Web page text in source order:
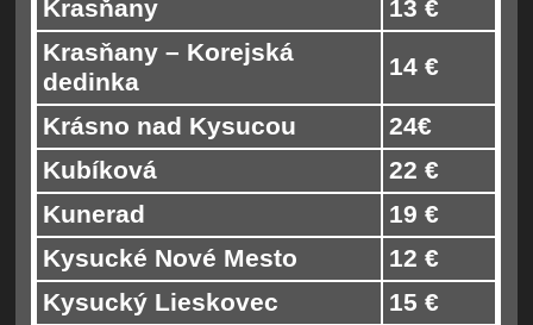
Krasňany
13 €
Krasňany – Korejská
dedinka
14 €
Krásno nad Kysucou
24€
Kubíková
22 €
Kunerad
19 €
Kysucké Nové Mesto
12 €
Kysucký Lieskovec
15 €